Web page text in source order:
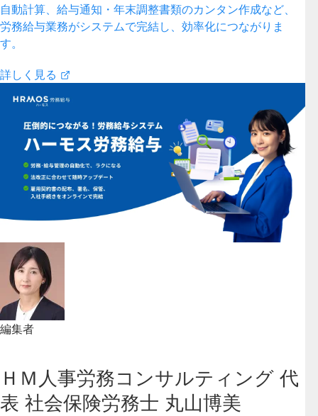
自動計算、給与通知・年末調整書類のカンタン作成など、
労務給与業務がシステムで完結し、効率化につながりま
す。
詳しく見る
編集者
ＨＭ人事労務コンサルティング 代
表 社会保険労務士 丸山博美